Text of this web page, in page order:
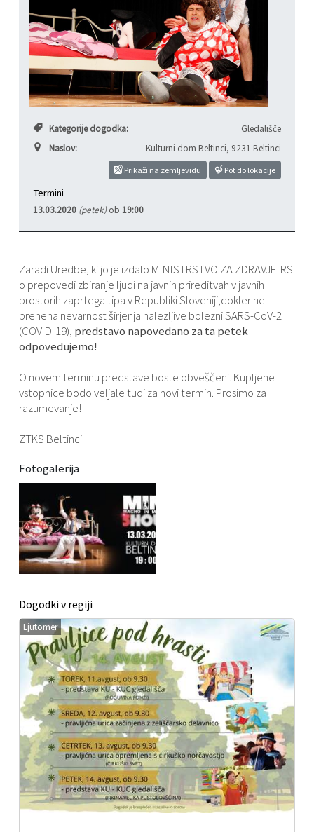
Kategorije dogodka:
Gledališče
Naslov:
Kulturni dom Beltinci, 9231 Beltinci
Prikaži na zemljevidu Pot do lokacije
Termini
13.03.2020 (petek)ob 19:00
Zaradi Uredbe, ki jo je izdalo MINISTRSTVO ZA ZDRAVJE RS
o prepovedi zbiranje ljudi na javnih prireditvah v javnih
prostorih zaprtega tipa v Republiki Sloveniji,dokler ne
preneha nevarnost širjenja nalezljive bolezni SARS-CoV-2
(COVID-19), predstavo napovedano za ta petek
odpovedujemo!
O novem terminu predstave boste obveščeni. Kupljene
vstopnice bodo veljale tudi za novi termin. Prosimo za
razumevanje!
ZTKS Beltinci
Fotogalerija
Dogodki v regiji
Ljutomer
Varstvo osebnih podatkov
Informacije javnega značaja
Občinski časopis "Mali Rijtar"
Občinski predpisi
Prostorski akti
Druge koristne povezave